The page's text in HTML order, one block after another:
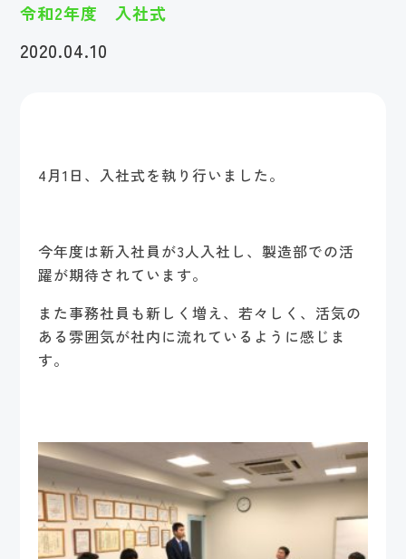
令和2年度 入社式
2020.04.10
4月1日、入社式を執り行いました。
今年度は新入社員が3人入社し、製造部での活
躍が期待されています。
また事務社員も新しく増え、若々しく、活気の
ある雰囲気が社内に流れているように感じま
す。